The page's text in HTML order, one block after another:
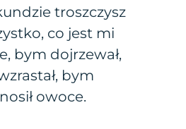
troszczysz
co jest mi
bym dojrzewał,
bym
owoce.